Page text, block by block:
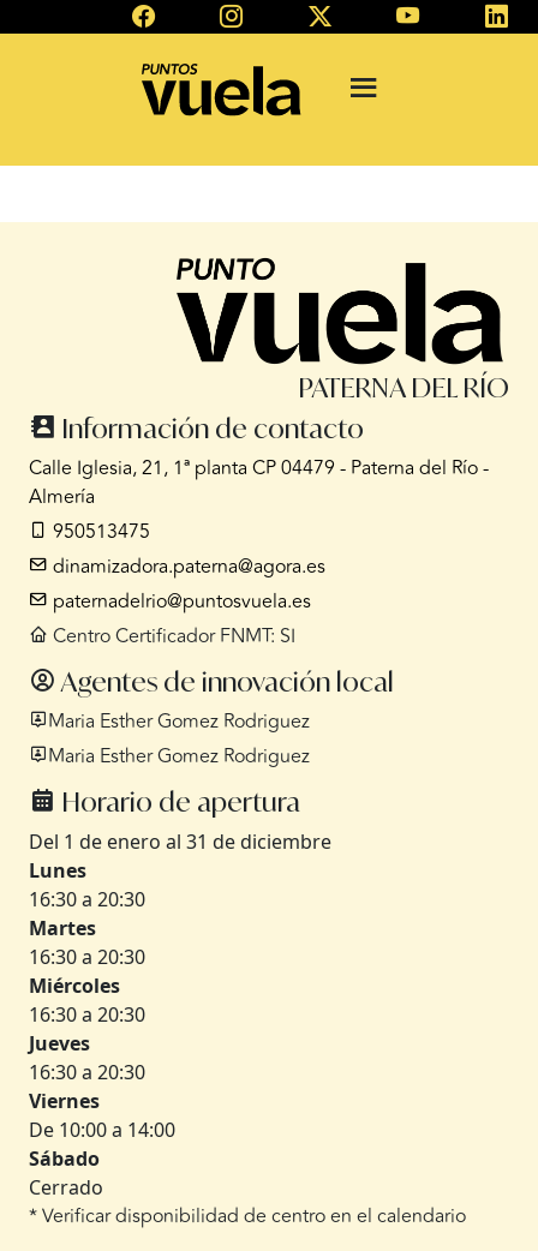
PATERNA DEL RÍO
Información de contacto
Calle Iglesia, 21, 1ª planta CP 04479 - Paterna del Río -
Almería
950513475
dinamizadora.paterna@agora.es
paternadelrio@puntosvuela.es
Centro Certificador FNMT: SI
Agentes de innovación local
Maria Esther Gomez Rodriguez
Maria Esther Gomez Rodriguez
Horario de apertura
Del 1 de enero al 31 de diciembre
Lunes
16:30 a 20:30
Martes
16:30 a 20:30
Miércoles
16:30 a 20:30
Jueves
16:30 a 20:30
Viernes
De 10:00 a 14:00
Sábado
Cerrado
* Verificar disponibilidad de centro en el calendario